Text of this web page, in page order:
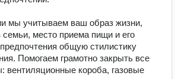
мы учитываем ваш образ жизни,
семьи, место приема пищи и его
общую стилистику
Помогаем грамотно закрыть все
вентиляционные короба, газовые